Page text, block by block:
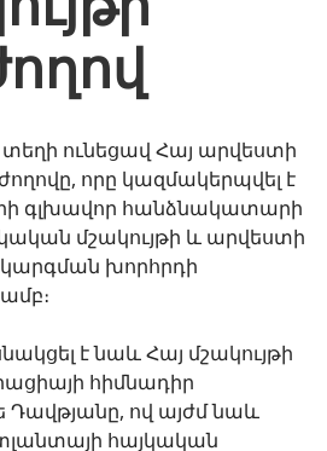
տեղի ունեցավ Հայ արվեստի
որը կազմակերպվել է
գլխավոր հանձնակատարի
մշակույթի և արվեստի
խորհրդի
է նաև Հայ մշակույթի
հիմնադիր
ով այժմ նաև
հայկական